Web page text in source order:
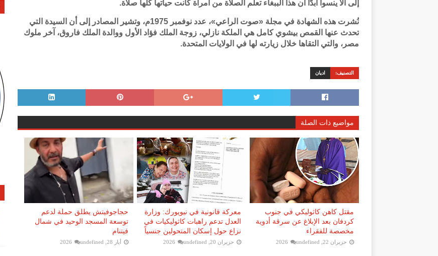
إلى ألا ينسوا أبدًا أن هذا الببغاء تعلّم الصلاة من امرأة كانت حياتها كلها صلاة.
نُشرت هذه الشهادة في مجلة «صوت الراعي»، عدد نوفمبر 1975م، وتشير المصادر إلى أن السيدة التي
تحدث عنها القمص بيشوي كامل هي الملكة نازلي، زوجة الملك فؤاد الأول ووالدة الملك فاروق، آخر ملوك
مصر، والتي التقاها خلال زيارته لها في الولايات المتحدة.
التصنيف: اديان
مواضيع ذات الصلة
مقتل كاهن كاثوليكي في جنوب
كردفان بعد الإبلاغ عن سرقة أدوية
مخصصة للفقراء
حزيران 22, 2026 undefined
معركة قانونية في نيويورك: وزارة
العدل تدعم راهبات كاثوليكيات في
نزاع حول إسكان المتحولين جنسياً
حزيران 20, 2026 undefined
حجاجوفيتش يطلق حملة لدعم
توسعة المسجد الوحيد في شمال
فيتنام
أيار 28, 2026 undefined